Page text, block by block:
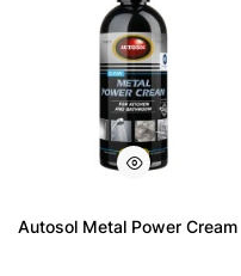
Autosol Metal Power Cream